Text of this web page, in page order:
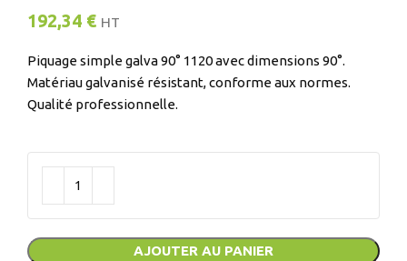
192,34 € HT
Piquage simple galva 90° 1120 avec dimensions 90°.
Matériau galvanisé résistant, conforme aux normes.
Qualité professionnelle.
AJOUTER AU PANIER